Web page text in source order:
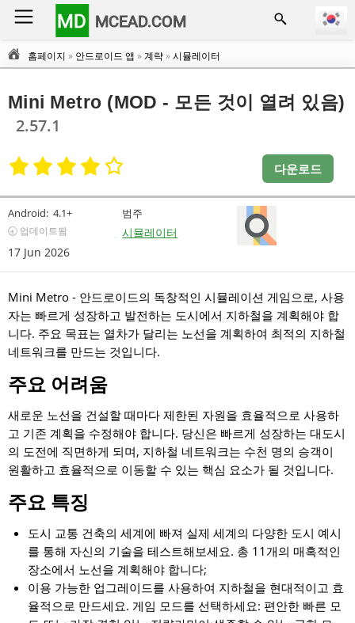
MD MCEAD.COM
홈페이지 » 안드로이드 앱 »계략»시뮬레이터
Mini Metro (MOD - 모든 것이 열려 있음)
2.57.1
다운로드
Android: 4.1+
🕣 업데이트됨
17 Jun 2026
범주
시뮬레이터
Mini Metro - 안드로이드의 독창적인 시뮬레이션 게임으로, 사용
자는 빠르게 성장하고 발전하는 도시에서 지하철을 계획해야 합
니다. 주요 목표는 열차가 달리는 노선을 계획하여 최적의 지하철
네트워크를 만드는 것입니다.
주요 어려움
새로운 노선을 건설할 때마다 제한된 자원을 효율적으로 사용하
고 기존 계획을 수정해야 합니다. 당신은 빠르게 성장하는 대도시
의 도전에 직면하게 되며, 지하철 네트워크는 수천 명의 승객이
원활하고 효율적으로 이동할 수 있는 핵심 요소가 될 것입니다.
주요 특징
도시 교통 건축의 세계에 빠져 실제 세계의 다양한 도시 예시
를 통해 자신의 기술을 테스트해보세요. 총 11개의 매혹적인
장소에서 노선을 계획해야 합니다;
이용 가능한 업그레이드를 사용하여 지하철을 현대적이고 효
율적으로 만드세요. 게임 모드를 선택하세요: 편안한 빠른 모